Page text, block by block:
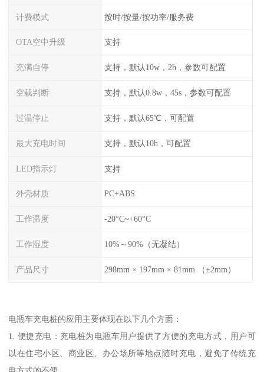
计费模式 按时/按量/按功率/服务费
OTA空中升级 支持
充满自停 支持，默认10w，2h，参数可配置
空载判断 支持，默认0.8w，45s，参数可配置
过温停止 支持，默认65℃，可配置
最大充电时间 支持，默认10h，可配置
LED指示灯 支持
外壳材质 PC+ABS
工作温度 -20°C~+60°C
工作湿度 10%～90%（无凝结）
产品尺寸 298mm × 197mm × 81mm （±2mm）
电瓶车充电桩的应用主要体现在以下几个方面：
1. 便捷充电：充电桩为电瓶车用户提供了方便的充电方式，用户可
以在住宅小区、商业区、办公场所等地点随时充电，避免了传统充